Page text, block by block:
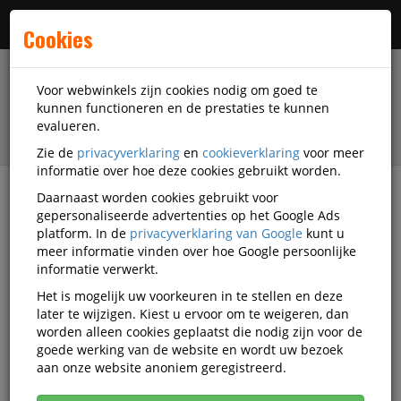
filter
Kantoorartikelen Alassio By Jüscha
Alassio By Jüscha
kantoorartikelen
Alassio By Jüscha Bureau-
Cookies
Voor webwinkels zijn cookies nodig om goed te
kunnen functioneren en de prestaties te kunnen
evalueren.
Zie de privacyverklaring en cookieverklaring voor meer
informatie over hoe deze cookies gebruikt worden.
Daarnaast worden cookies gebruikt voor
gepersonaliseerde advertenties op het Google Ads
platform. In de privacyverklaring van Google kunt u
meer informatie vinden over hoe Google persoonlijke
informatie verwerkt.
Het is mogelijk uw voorkeuren in te stellen en deze
later te wijzigen. Kiest u ervoor om te weigeren, dan
worden alleen cookies geplaatst die nodig zijn voor de
goede werking van de website en wordt uw bezoek
aan onze website anoniem geregistreerd.